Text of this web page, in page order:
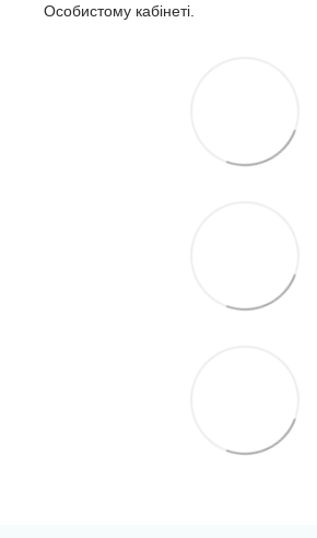
Особистому кабінеті.